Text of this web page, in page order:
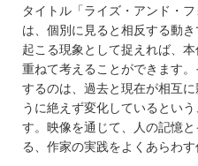
タイトル「ライズ・アンド・
は、個別に見ると相反する動
起こる現象として捉えれば、
重ねて考えることができます
するのは、過去と現在が相互
うに絶えず変化しているとい
す。映像を通じて、人の記憶
る、作家の実践をよくあらわす